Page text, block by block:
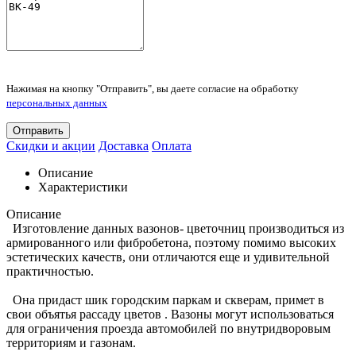
Нажимая на кнопку "Отправить", вы даете согласие на обработку
персональных данных
Отправить
Скидки и акции Доставка Оплата
Описание
Характеристики
Описание
Изготовление данных вазонов- цветочниц производиться из
армированного или фибробетона, поэтому помимо высоких
эстетических качеств, они отличаются еще и удивительной
практичностью.
Она придаст шик городским паркам и скверам, примет в
свои объятья рассаду цветов . Вазоны могут использоваться
для ограничения проезда автомобилей по внутридворовым
территориям и газонам.